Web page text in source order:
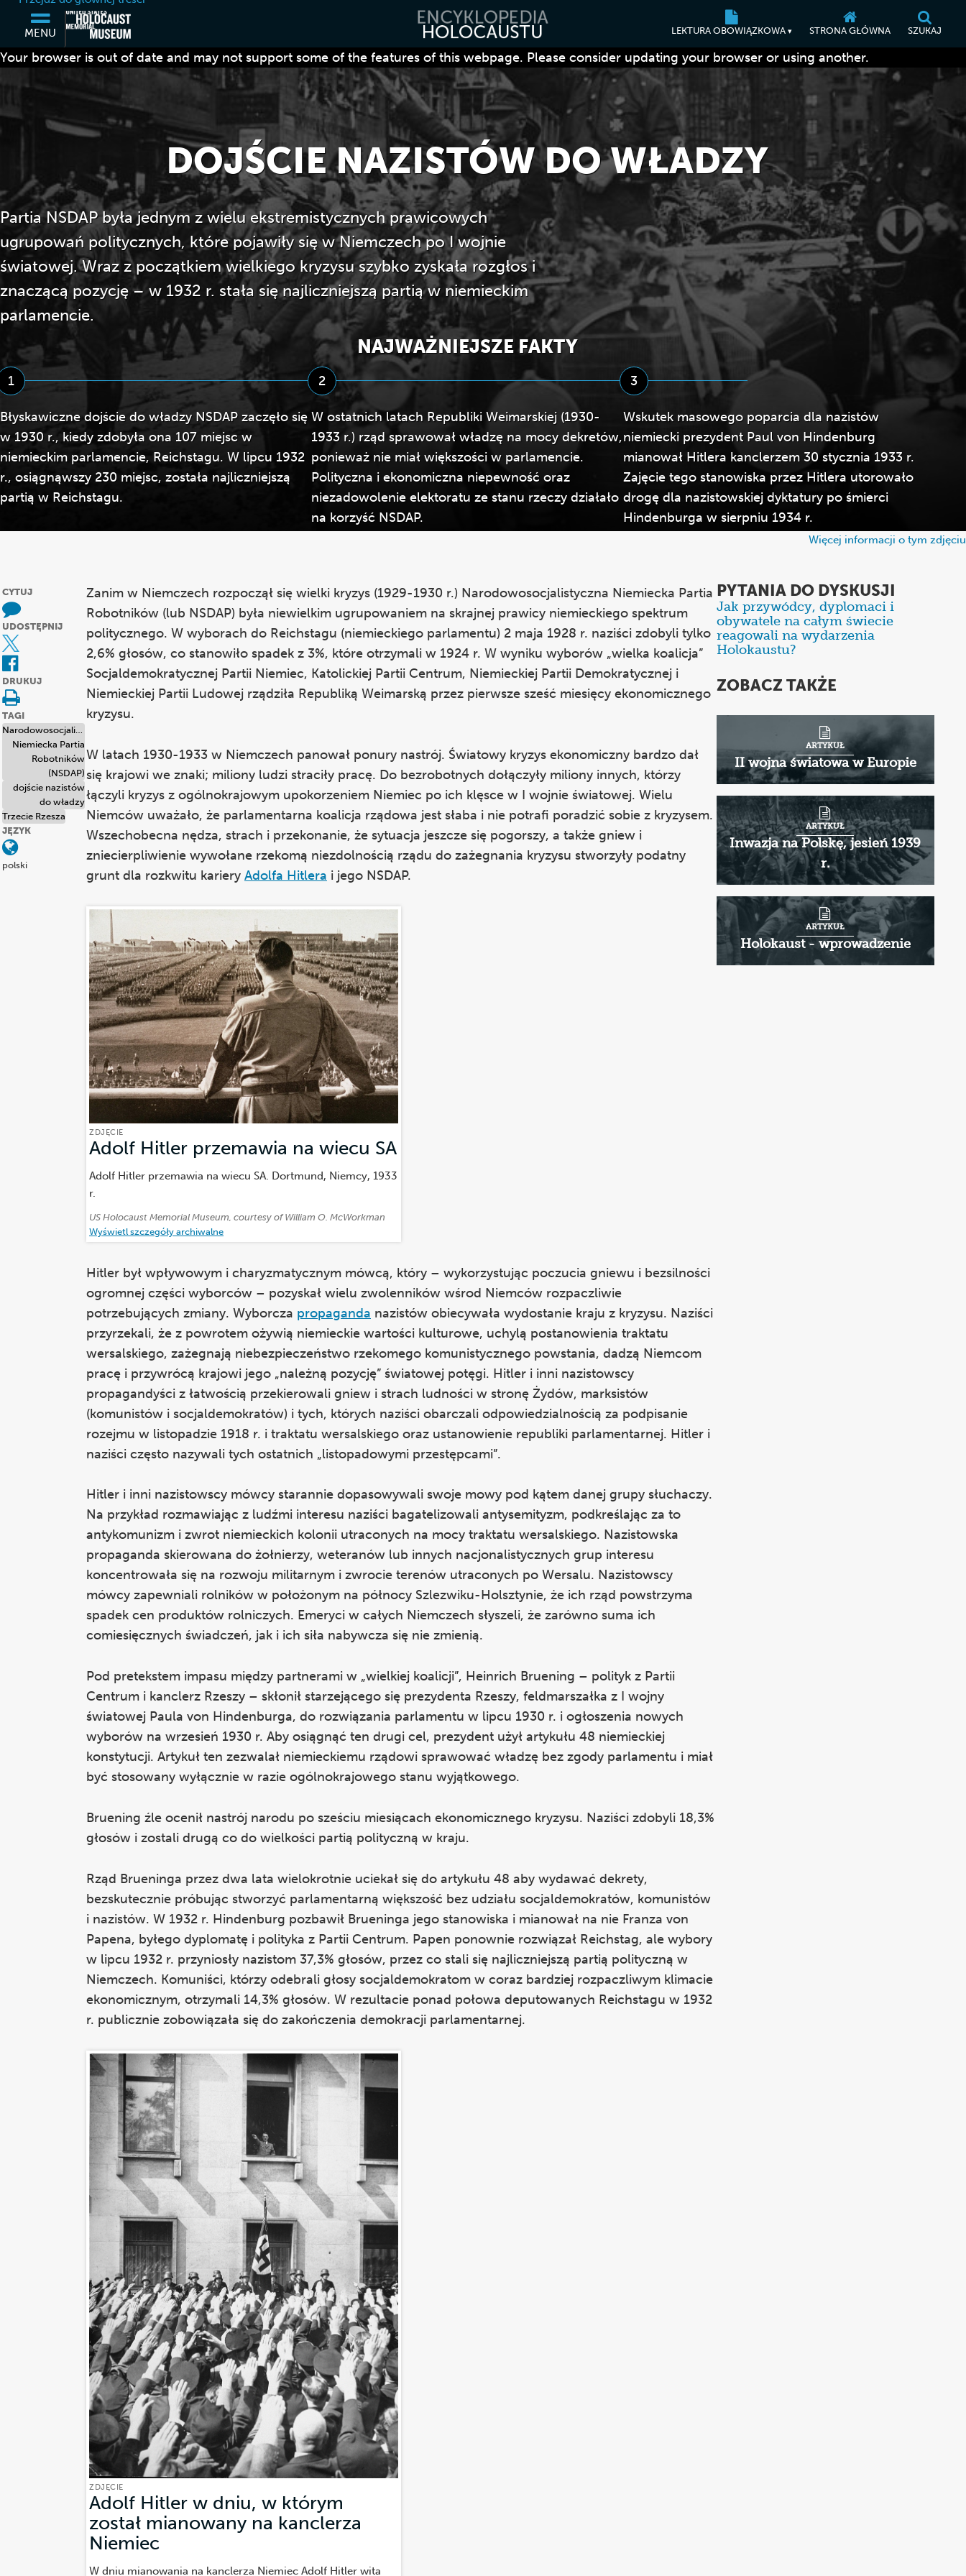
MENU LEKTURA OBOWIĄZKOWA ▾ STRONA GŁÓWNA SZUKAJ
Your browser is out of date and may not support some of the features of this webpage. Please consider updating your browser or using another.
Więcej informacji o tym zdjęciu
DOJŚCIE NAZISTÓW DO WŁADZY
Partia NSDAP była jednym z wielu ekstremistycznych prawicowych
ugrupowań politycznych, które pojawiły się w Niemczech po I wojnie
światowej. Wraz z początkiem wielkiego kryzysu szybko zyskała rozgłos i
znaczącą pozycję – w 1932 r. stała się najliczniejszą partią w niemieckim
parlamencie.
NAJWAŻNIEJSZE FAKTY
1
Błyskawiczne dojście do władzy NSDAP zaczęło się
w 1930 r., kiedy zdobyła ona 107 miejsc w
niemieckim parlamencie, Reichstagu. W lipcu 1932
r., osiągnąwszy 230 miejsc, została najliczniejszą
partią w Reichstagu.
2
W ostatnich latach Republiki Weimarskiej (1930-
1933 r.) rząd sprawował władzę na mocy dekretów,
ponieważ nie miał większości w parlamencie.
Polityczna i ekonomiczna niepewność oraz
niezadowolenie elektoratu ze stanu rzeczy działało
na korzyść NSDAP.
3
Wskutek masowego poparcia dla nazistów
niemiecki prezydent Paul von Hindenburg
mianował Hitlera kanclerzem 30 stycznia 1933 r.
Zajęcie tego stanowiska przez Hitlera utorowało
drogę dla nazistowskiej dyktatury po śmierci
Hindenburga w sierpniu 1934 r.
CYTUJ
UDOSTĘPNIJ
DRUKUJ
TAGI
Narodowosocjalistyczna
Niemiecka Partia
Robotników
(NSDAP)
dojście nazistów
do władzy
Trzecie Rzesza
JĘZYK
polski
Zanim w Niemczech rozpoczął się wielki kryzys (1929-1930 r.) Narodowosocjalistyczna Niemiecka Partia
Robotników (lub NSDAP) była niewielkim ugrupowaniem na skrajnej prawicy niemieckiego spektrum
politycznego. W wyborach do Reichstagu (niemieckiego parlamentu) 2 maja 1928 r. naziści zdobyli tylko
2,6% głosów, co stanowiło spadek z 3%, które otrzymali w 1924 r. W wyniku wyborów „wielka koalicja”
Socjaldemokratycznej Partii Niemiec, Katolickiej Partii Centrum, Niemieckiej Partii Demokratycznej i
Niemieckiej Partii Ludowej rządziła Republiką Weimarską przez pierwsze sześć miesięcy ekonomicznego
kryzysu.
W latach 1930-1933 w Niemczech panował ponury nastrój. Światowy kryzys ekonomiczny bardzo dał
się krajowi we znaki; miliony ludzi straciły pracę. Do bezrobotnych dołączyły miliony innych, którzy
łączyli kryzys z ogólnokrajowym upokorzeniem Niemiec po ich klęsce w I wojnie światowej. Wielu
Niemców uważało, że parlamentarna koalicja rządowa jest słaba i nie potrafi poradzić sobie z kryzysem.
Wszechobecna nędza, strach i przekonanie, że sytuacja jeszcze się pogorszy, a także gniew i
zniecierpliwienie wywołane rzekomą niezdolnością rządu do zażegnania kryzysu stworzyły podatny
grunt dla rozkwitu kariery Adolfa Hitlera i jego NSDAP.
ZDJĘCIE
Adolf Hitler przemawia na wiecu SA
Adolf Hitler przemawia na wiecu SA. Dortmund, Niemcy, 1933
r.
Źródło:
US Holocaust Memorial Museum, courtesy of William O. McWorkman
Wyświetl szczegóły archiwalne
Hitler był wpływowym i charyzmatycznym mówcą, który – wykorzystując poczucia gniewu i bezsilności
ogromnej części wyborców – pozyskał wielu zwolenników wśrod Niemców rozpaczliwie
potrzebujących zmiany. Wyborcza propaganda nazistów obiecywała wydostanie kraju z kryzysu. Naziści
przyrzekali, że z powrotem ożywią niemieckie wartości kulturowe, uchylą postanowienia traktatu
wersalskiego, zażegnają niebezpieczeństwo rzekomego komunistycznego powstania, dadzą Niemcom
pracę i przywrócą krajowi jego „należną pozycję” światowej potęgi. Hitler i inni nazistowscy
propagandyści z łatwością przekierowali gniew i strach ludności w stronę Żydów, marksistów
(komunistów i socjaldemokratów) i tych, których naziści obarczali odpowiedzialnością za podpisanie
rozejmu w listopadzie 1918 r. i traktatu wersalskiego oraz ustanowienie republiki parlamentarnej. Hitler i
naziści często nazywali tych ostatnich „listopadowymi przestępcami”.
Hitler i inni nazistowscy mówcy starannie dopasowywali swoje mowy pod kątem danej grupy słuchaczy.
Na przykład rozmawiając z ludźmi interesu naziści bagatelizowali antysemityzm, podkreślając za to
antykomunizm i zwrot niemieckich kolonii utraconych na mocy traktatu wersalskiego. Nazistowska
propaganda skierowana do żołnierzy, weteranów lub innych nacjonalistycznych grup interesu
koncentrowała się na rozwoju militarnym i zwrocie terenów utraconych po Wersalu. Nazistowscy
mówcy zapewniali rolników w położonym na północy Szlezwiku-Holsztynie, że ich rząd powstrzyma
spadek cen produktów rolniczych. Emeryci w całych Niemczech słyszeli, że zarówno suma ich
comiesięcznych świadczeń, jak i ich siła nabywcza się nie zmienią.
Pod pretekstem impasu między partnerami w „wielkiej koalicji”, Heinrich Bruening – polityk z Partii
Centrum i kanclerz Rzeszy – skłonił starzejącego się prezydenta Rzeszy, feldmarszałka z I wojny
światowej Paula von Hindenburga, do rozwiązania parlamentu w lipcu 1930 r. i ogłoszenia nowych
wyborów na wrzesień 1930 r. Aby osiągnąć ten drugi cel, prezydent użył artykułu 48 niemieckiej
konstytucji. Artykuł ten zezwalał niemieckiemu rządowi sprawować władzę bez zgody parlamentu i miał
być stosowany wyłącznie w razie ogólnokrajowego stanu wyjątkowego.
Bruening źle ocenił nastrój narodu po sześciu miesiącach ekonomicznego kryzysu. Naziści zdobyli 18,3%
głosów i zostali drugą co do wielkości partią polityczną w kraju.
Rząd Brueninga przez dwa lata wielokrotnie uciekał się do artykułu 48 aby wydawać dekrety,
bezskutecznie próbując stworzyć parlamentarną większość bez udziału socjaldemokratów, komunistów
i nazistów. W 1932 r. Hindenburg pozbawił Brueninga jego stanowiska i mianował na nie Franza von
Papena, byłego dyplomatę i polityka z Partii Centrum. Papen ponownie rozwiązał Reichstag, ale wybory
w lipcu 1932 r. przyniosły nazistom 37,3% głosów, przez co stali się najliczniejszą partią polityczną w
Niemczech. Komuniści, którzy odebrali głosy socjaldemokratom w coraz bardziej rozpaczliwym klimacie
ekonomicznym, otrzymali 14,3% głosów. W rezultacie ponad połowa deputowanych Reichstagu w 1932
r. publicznie zobowiązała się do zakończenia demokracji parlamentarnej.
ZDJĘCIE
Adolf Hitler w dniu, w którym
został mianowany na kanclerza
Niemiec
W dniu mianowania na kanclerza Niemiec Adolf Hitler wita
PYTANIA DO DYSKUSJI
Items
1
through
of
Jak przywódcy, dyplomaci i
obywatele na całym świecie
reagowali na wydarzenia
Holokaustu?
ZOBACZ TAKŻE
II wojna światowa w Europie
ARTYKUŁ
Inwazja na Polskę, jesień 1939
r.
ARTYKUŁ
Holokaust - wprowadzenie
ARTYKUŁ